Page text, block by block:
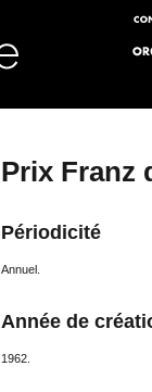
Prix Franz
Périodicité
Annuel.
Année de
1962.